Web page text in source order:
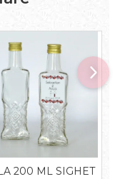
200 ML SIGHET